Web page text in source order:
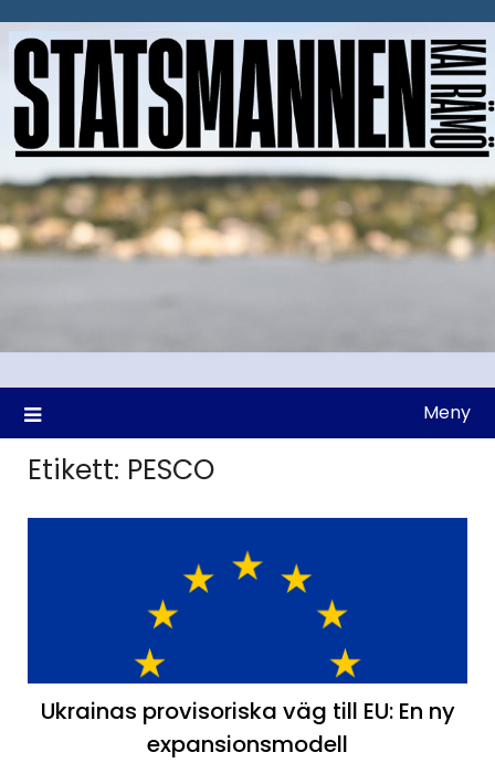
till
Meny
Etikett: PESCO
Ukrainas provisoriska väg till EU: En ny
expansionsmodell